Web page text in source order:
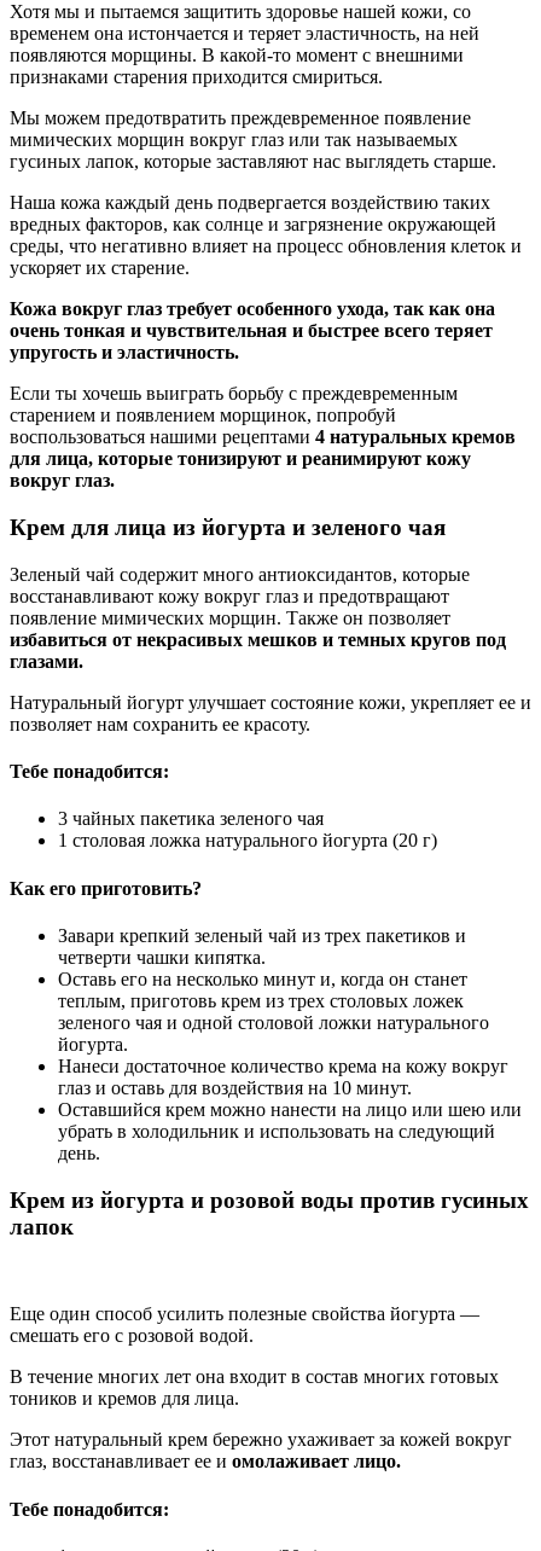
Хотя мы и пытаемся защитить здоровье нашей кожи, со
временем она истончается и теряет эластичность, на ней
появляются морщины. В какой-то момент с внешними
признаками старения приходится смириться.
Мы можем предотвратить преждевременное появление
мимических морщин вокруг глаз или так называемых
гусиных лапок, которые заставляют нас выглядеть старше.
Наша кожа каждый день подвергается воздействию таких
вредных факторов, как солнце и загрязнение окружающей
среды, что негативно влияет на процесс обновления клеток и
ускоряет их старение.
Кожа вокруг глаз требует особенного ухода, так как она
очень тонкая и чувствительная и быстрее всего теряет
упругость и эластичность.
Если ты хочешь выиграть борьбу с преждевременным
старением и появлением морщинок, попробуй
воспользоваться нашими рецептами 4 натуральных кремов
для лица, которые тонизируют и реанимируют кожу
вокруг глаз.
Крем для лица из йогурта и зеленого чая
Зеленый чай содержит много антиоксидантов, которые
восстанавливают кожу вокруг глаз и предотвращают
появление мимических морщин. Также он позволяет
избавиться от некрасивых мешков и темных кругов под
глазами.
Натуральный йогурт улучшает состояние кожи, укрепляет ее и
позволяет нам сохранить ее красоту.
Тебе понадобится:
3 чайных пакетика зеленого чая
1 столовая ложка натурального йогурта (20 г)
Как его приготовить?
Завари крепкий зеленый чай из трех пакетиков и
четверти чашки кипятка.
Оставь его на несколько минут и, когда он станет
теплым, приготовь крем из трех столовых ложек
зеленого чая и одной столовой ложки натурального
йогурта.
Нанеси достаточное количество крема на кожу вокруг
глаз и оставь для воздействия на 10 минут.
Оставшийся крем можно нанести на лицо или шею или
убрать в холодильник и использовать на следующий
день.
Крем из йогурта и розовой воды против гусиных
лапок
Еще один способ усилить полезные свойства йогурта —
смешать его с розовой водой.
В течение многих лет она входит в состав многих готовых
тоников и кремов для лица.
Этот натуральный крем бережно ухаживает за кожей вокруг
глаз, восстанавливает ее и омолаживает лицо.
Тебе понадобится: